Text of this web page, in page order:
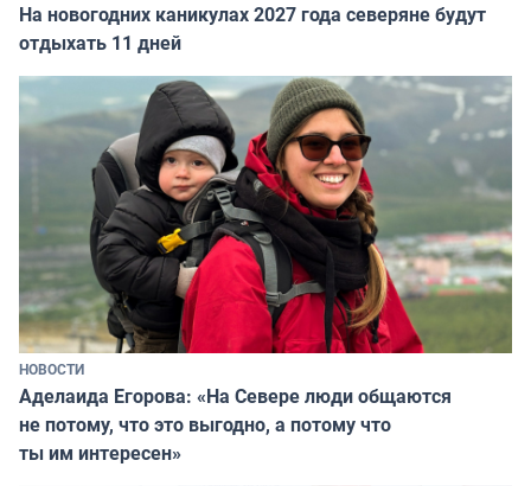
На новогодних каникулах 2027 года северяне будут
отдыхать 11 дней
НОВОСТИ
Аделаида Егорова: «На Севере люди общаются
не потому, что это выгодно, а потому что
ты им интересен»